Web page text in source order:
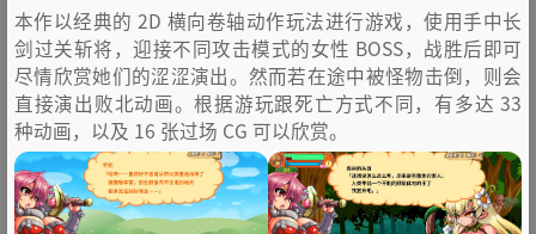
本作以经典的 2D 横向卷轴动作玩法进行游戏，使用手中长
剑过关斩将，迎接不同攻击模式的女性 BOSS，战胜后即可
尽情欣赏她们的涩涩演出。然而若在途中被怪物击倒，则会
直接演出败北动画。根据游玩跟死亡方式不同，有多达 33
种动画，以及 16 张过场 CG 可以欣赏。